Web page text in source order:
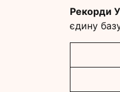
Рекорди
єдину